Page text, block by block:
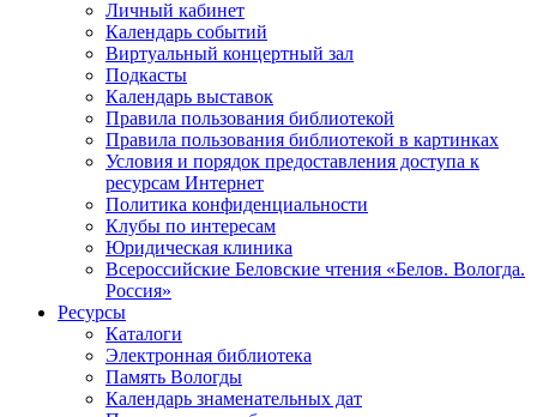
Личный кабинет
Календарь событий
Виртуальный концертный зал
Подкасты
Календарь выставок
Правила пользования библиотекой
Правила пользования библиотекой в картинках
Условия и порядок предоставления доступа к
ресурсам Интернет
Политика конфиденциальности
Клубы по интересам
Юридическая клиника
Всероссийские Беловские чтения «Белов. Вологда.
Россия»
Ресурсы
Каталоги
Электронная библиотека
Память Вологды
Календарь знаменательных дат